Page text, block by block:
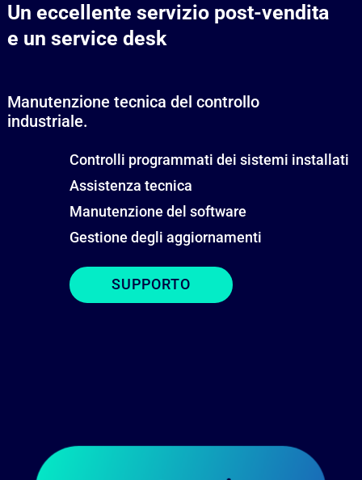
Un eccellente servizio post-vendita
e un service desk
Manutenzione tecnica del controllo
industriale.
Controlli programmati dei sistemi installati
Assistenza tecnica
Manutenzione del software
Gestione degli aggiornamenti
SUPPORTO